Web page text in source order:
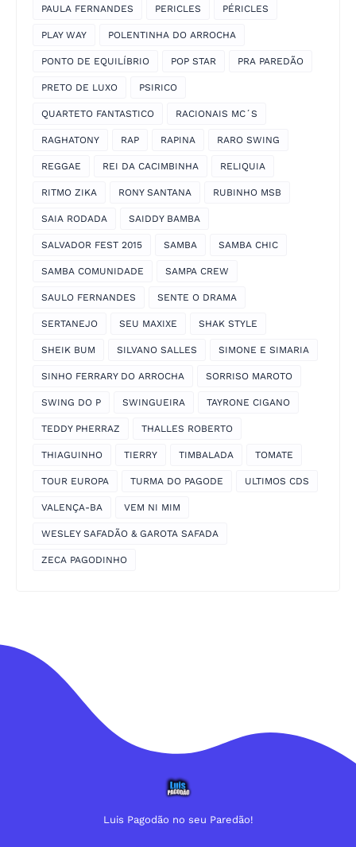
PAULA FERNANDES PERICLES PÉRICLES
PLAY WAY POLENTINHA DO ARROCHA
PONTO DE EQUILÍBRIO POP STAR PRA PAREDÃO
PRETO DE LUXO PSIRICO
QUARTETO FANTASTICO RACIONAIS MC´S
RAGHATONY RAP RAPINA RARO SWING
REGGAE REI DA CACIMBINHA RELIQUIA
RITMO ZIKA RONY SANTANA RUBINHO MSB
SAIA RODADA SAIDDY BAMBA
SALVADOR FEST 2015 SAMBA SAMBA CHIC
SAMBA COMUNIDADE SAMPA CREW
SAULO FERNANDES SENTE O DRAMA
SERTANEJO SEU MAXIXE SHAK STYLE
SHEIK BUM SILVANO SALLES SIMONE E SIMARIA
SINHO FERRARY DO ARROCHA SORRISO MAROTO
SWING DO P SWINGUEIRA TAYRONE CIGANO
TEDDY PHERRAZ THALLES ROBERTO
THIAGUINHO TIERRY TIMBALADA TOMATE
TOUR EUROPA TURMA DO PAGODE ULTIMOS CDS
VALENÇA-BA VEM NI MIM
WESLEY SAFADÃO & GAROTA SAFADA
ZECA PAGODINHO
Luis Pagodão no seu Paredão!